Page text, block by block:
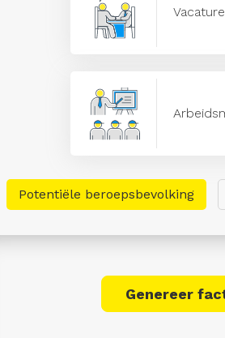
Potentiële beroepsbevolking
Genereer